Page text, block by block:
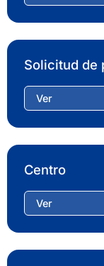
Solicitud de
Ver
Centro
Ver